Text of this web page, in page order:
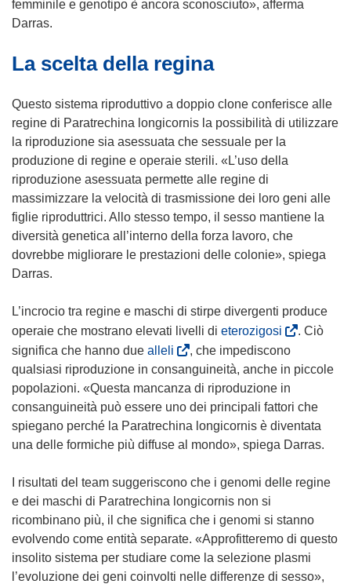
femminile e genotipo è ancora sconosciuto», afferma
Darras.
La scelta della regina
Questo sistema riproduttivo a doppio clone conferisce alle
regine di Paratrechina longicornis la possibilità di utilizzare
la riproduzione sia asessuata che sessuale per la
produzione di regine e operaie sterili. «L’uso della
riproduzione asessuata permette alle regine di
massimizzare la velocità di trasmissione dei loro geni alle
figlie riproduttrici. Allo stesso tempo, il sesso mantiene la
diversità genetica all’interno della forza lavoro, che
dovrebbe migliorare le prestazioni delle colonie», spiega
Darras.
L’incrocio tra regine e maschi di stirpe divergenti produce
operaie che mostrano elevati livelli di eterozigosi
s
i
a
p
r
e
n
n
a
n
u
. Ciò
significa che hanno due alleli
s
i
a
p
r
i
n
u
n
a
n
, che impediscono
qualsiasi riproduzione in consanguineità, anche in piccole
popolazioni. «Questa mancanza di riproduzione in
consanguineità può essere uno dei principali fattori che
spiegano perché la Paratrechina longicornis è diventata
una delle formiche più diffuse al mondo», spiega Darras.
I risultati del team suggeriscono che i genomi delle regine
e dei maschi di Paratrechina longicornis non si
ricombinano più, il che significa che i genomi si stanno
evolvendo come entità separate. «Approfitteremo di questo
insolito sistema per studiare come la selezione plasmi
l’evoluzione dei geni coinvolti nelle differenze di sesso»,